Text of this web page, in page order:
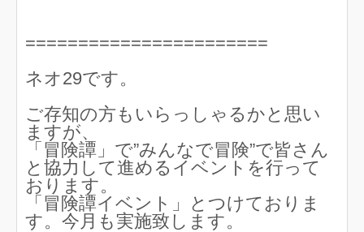
=======================
ネオ29です。
ご存知の方もいらっしゃるかと思い
ますが、
「冒険譚」で”みんなで冒険”で皆さん
と協力して進めるイベントを行って
おります。
「冒険譚イベント」とつけておりま
す。今月も実施致します。